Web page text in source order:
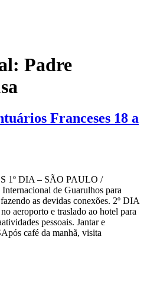
Padre
Franceses 18 a
1º DIA – SÃO PAULO /
de Guarulhos para
as devidas conexões. 2º DIA
aeroporto e traslado ao hotel para
pessoais. Jantar e
café da manhã, visita